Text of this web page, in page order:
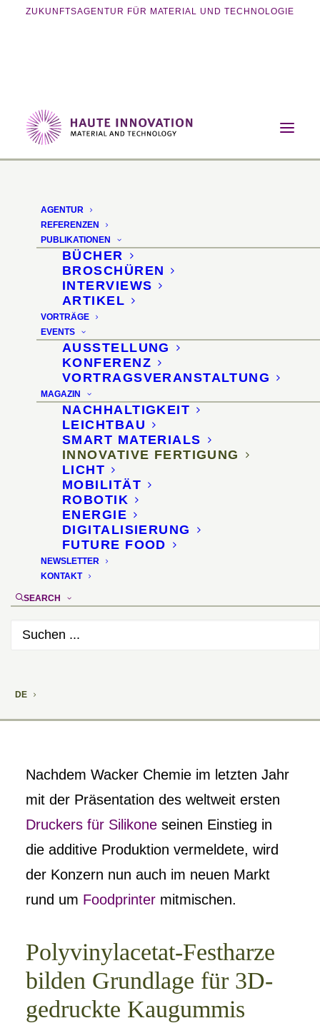
ZUKUNFTSAGENTUR FÜR MATERIAL UND TECHNOLOGIE
AGENTUR
REFERENZEN
PUBLIKATIONEN
BÜCHER
BROSCHÜREN
INTERVIEWS
ARTIKEL
VORTRÄGE
EVENTS
AUSSTELLUNG
KONFERENZ
VORTRAGSVERANSTALTUNG
MAGAZIN
NACHHALTIGKEIT
LEICHTBAU
SMART MATERIALS
INNOVATIVE FERTIGUNG
LICHT
MOBILITÄT
ROBOTIK
ENERGIE
DIGITALISIERUNG
FUTURE FOOD
NEWSLETTER
KONTAKT
SEARCH
DE
Home Magazin
Innovative Fertigung
3D gedruckte Kaugummis
3D gedruckte
Kaugummis
Chemiekonzern stellt
Food-Drucker für
Kaugummirohmassen vor
Nachdem Wacker Chemie im letzten Jahr
mit der Präsentation des weltweit ersten
Druckers für Silikone seinen Einstieg in
die additive Produktion vermeldete, wird
der Konzern nun auch im neuen Markt
rund um Foodprinter mitmischen.
Polyvinylacetat-Festharze
bilden Grundlage für 3D-
gedruckte Kaugummis